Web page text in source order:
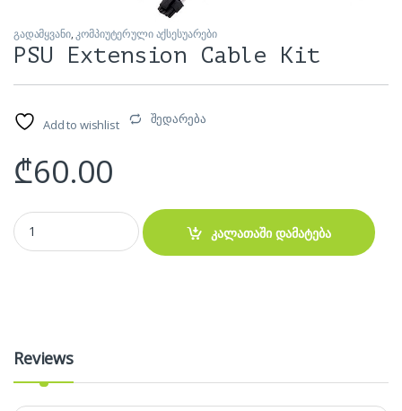
გადამყვანი,კომპიუტერული აქსესუარები
PSU Extension Cable Kit
Add to wishlist შედარება
₾60.00
PSU Extension Cable Kit quantity
კალათაში დამატება
Reviews